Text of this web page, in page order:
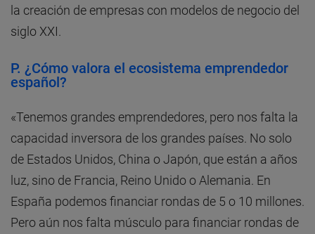
la creación de empresas con modelos de negocio del
siglo XXI.
P. ¿Cómo valora el ecosistema emprendedor
español?
«Tenemos grandes emprendedores, pero nos falta la
capacidad inversora de los grandes países. No solo
de Estados Unidos, China o Japón, que están a años
luz, sino de Francia, Reino Unido o Alemania. En
España podemos financiar rondas de 5 o 10 millones.
Pero aún nos falta músculo para financiar rondas de